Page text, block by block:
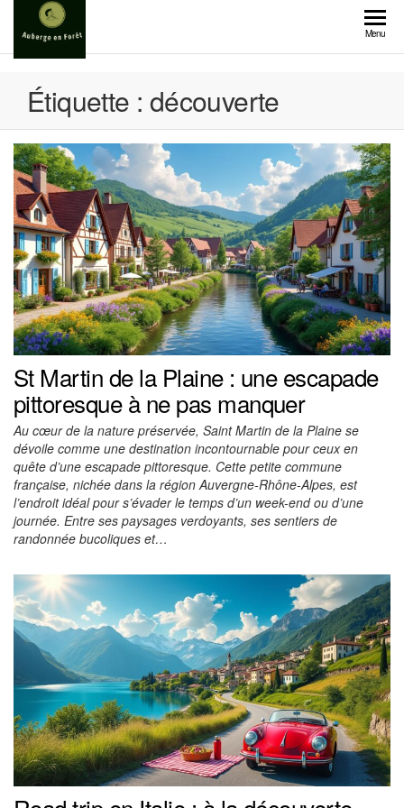
content
Menu
Étiquette : découverte
St Martin de la Plaine : une escapade
pittoresque à ne pas manquer
Au cœur de la nature préservée, Saint Martin de la Plaine se
dévoile comme une destination incontournable pour ceux en
quête d’une escapade pittoresque. Cette petite commune
française, nichée dans la région Auvergne-Rhône-Alpes, est
l’endroit idéal pour s’évader le temps d’un week-end ou d’une
journée. Entre ses paysages verdoyants, ses sentiers de
randonnée bucoliques et…